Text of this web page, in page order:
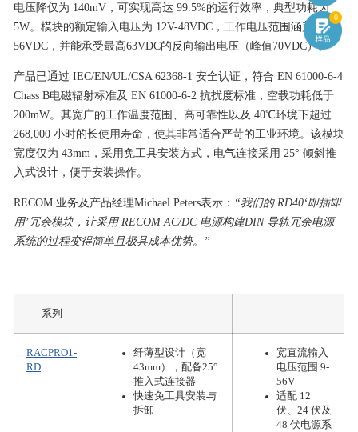
0
电压降仅为 140mV，可实现高达 99.5%的运行效率，典型功耗为
5W。模块的额定输入电压为 12V-48VDC，工作电压范围涵盖 9V-
56VDC，并能承受最高63VDC的反向输出电压（峰值70VDC）。
产品已通过 IEC/EN/UL/CSA 62368-1 安全认证，符合 EN 61000-6-4
Chass B电磁辐射标准及 EN 61000-6-2 抗扰度标准，空载功耗低于
200mW。其宽广的工作温度范围、高可靠性以及 40℃环境下超过
268,000 小时的长使用寿命，使其非常适合严苛的工业环境。该模块
宽度仅为 43mm，采用免工具安装方式，电气连接采用 25° 倾斜推
入式设计，便于安装操作。
RECOM 业务及产品经理Michael Peters表示： “我们的 RD40‘即插即
用’冗余模块，让采用 RECOM AC/DC 电源构建DIN 导轨冗余电源
系统的过程变得简单且极具成本优势。”
系列
RACPRO1-
RD
纤薄型设计（宽
43mm），配备25°
推入式连接器
快速免工具安装与
拆卸
宽直流输入
电压范围 9-
56V
适配 12
伏、24 伏及
48 伏电源系